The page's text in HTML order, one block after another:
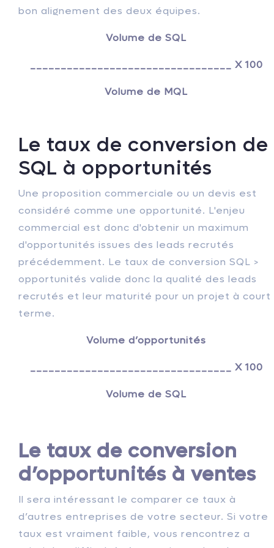
bon alignement des deux équipes.
Volume de SQL
_________________________________ X 100
Volume de MQL
Le taux de conversion de
SQL à opportunités
Une proposition commerciale ou un devis est
considéré comme une opportunité. L'enjeu
commercial est donc d'obtenir un maximum
d'opportunités issues des leads recrutés
précédemment. Le taux de conversion SQL >
opportunités valide donc la qualité des leads
recrutés et leur maturité pour un projet à court
terme.
Volume d’opportunités
_________________________________ X 100
Volume de SQL
Le taux de conversion
d’opportunités à ventes
Il sera intéressant le comparer ce taux à
d’autres entreprises de votre secteur. Si votre
taux est vraiment faible, vous rencontrez a